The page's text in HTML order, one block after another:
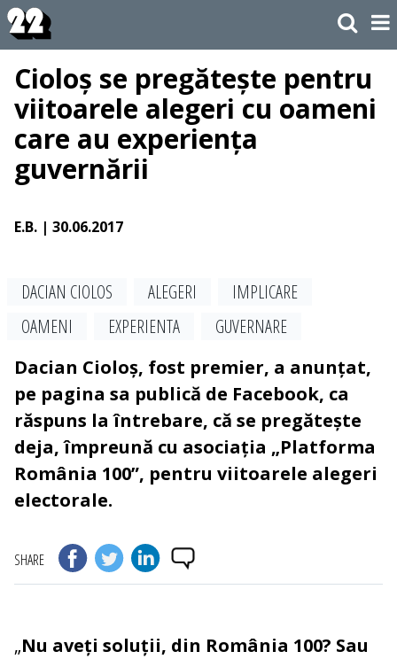
Cioloș se pregătește pentru
viitoarele alegeri cu oameni
care au experiența
guvernării
E.B. | 30.06.2017
DACIAN CIOLOS ALEGERI
IMPLICARE
OAMENI
EXPERIENTA
GUVERNARE
Dacian Cioloș, fost premier, a anunțat,
pe pagina sa publică de Facebook, ca
răspuns la întrebare, că se pregătește
deja, împreună cu asociația „Platforma
România 100”, pentru viitoarele alegeri
electorale.
SHARE
„Nu aveți soluții, din România 100? Sau